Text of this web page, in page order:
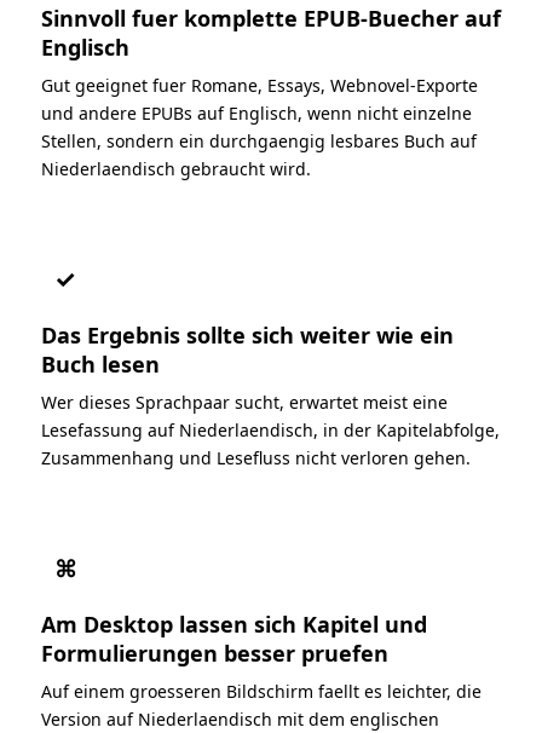
Sinnvoll fuer komplette EPUB-Buecher auf
Englisch
Gut geeignet fuer Romane, Essays, Webnovel-Exporte
und andere EPUBs auf Englisch, wenn nicht einzelne
Stellen, sondern ein durchgaengig lesbares Buch auf
Niederlaendisch gebraucht wird.
✓
Das Ergebnis sollte sich weiter wie ein
Buch lesen
Wer dieses Sprachpaar sucht, erwartet meist eine
Lesefassung auf Niederlaendisch, in der Kapitelabfolge,
Zusammenhang und Lesefluss nicht verloren gehen.
⌘
Am Desktop lassen sich Kapitel und
Formulierungen besser pruefen
Auf einem groesseren Bildschirm faellt es leichter, die
Version auf Niederlaendisch mit dem englischen